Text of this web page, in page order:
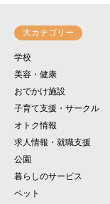
大カテゴリー
学校
美容・健康
おでかけ施設
子育て支援・サークル
オトク情報
求人情報・就職支援
公園
暮らしのサービス
ペット